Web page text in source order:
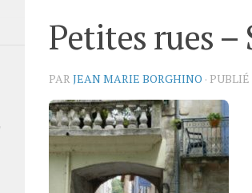
Petites rues –
PAR JEAN MARIE BORGHINO · PUBLIÉ